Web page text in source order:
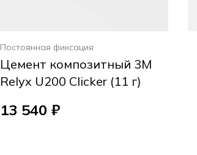
Постоянная фиксация
Цемент композитный 3M
Relyx U200 Clicker (11 г)
13 540 ₽